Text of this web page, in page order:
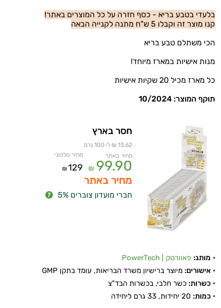
איכות
השינה
עיכול
כאבים
ופציעות
שריפת
בלעדי בטבע בריא - כסף חזרה על כל המוצרים באתר!
קנו מוצר זה וקבלו 5 ש"ח מתנה לקנייה הבאה
הכי משתלם טבע בריא
מנות אישיות במארז מיוחד!
כל מארז מכיל 20 שקיות אישיות
תוקף המוצר: 10/2024
חסר בארץ
13.62 ₪ ל-100 גרם
מחיר באתר
99.90
₪
מחיר טלפוני
129
₪
מחיר באתר
חברי מועדון צוברים 5%
מותג: פאוורטק | PowerTech
אישורים: מיוצר ברישיון משרד הבריאות, עומד בתקן GMP
כשרות: כשר חלבי, בכשרות הבד"צ
כמות: